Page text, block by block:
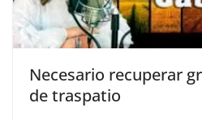
Necesario recuperar
de traspatio